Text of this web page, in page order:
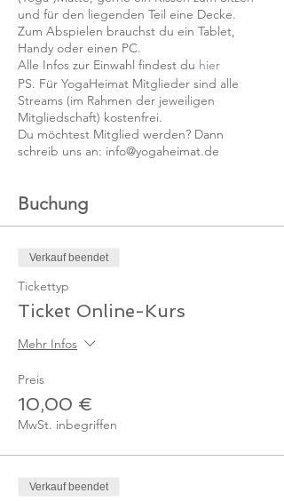
und für den liegenden Teil eine Decke.
Zum Abspielen brauchst du ein Tablet,
Handy oder einen PC.
Alle Infos zur Einwahl findest du hier
PS. Für YogaHeimat Mitglieder sind alle
Streams (im Rahmen der jeweiligen
Mitgliedschaft) kostenfrei.
Du möchtest Mitglied werden? Dann
schreib uns an: info@yogaheimat.de
Buchung
Verkauf beendet
Tickettyp
Ticket Online-Kurs
Mehr Infos
Preis
10,00 €
MwSt. inbegriffen
Verkauf beendet